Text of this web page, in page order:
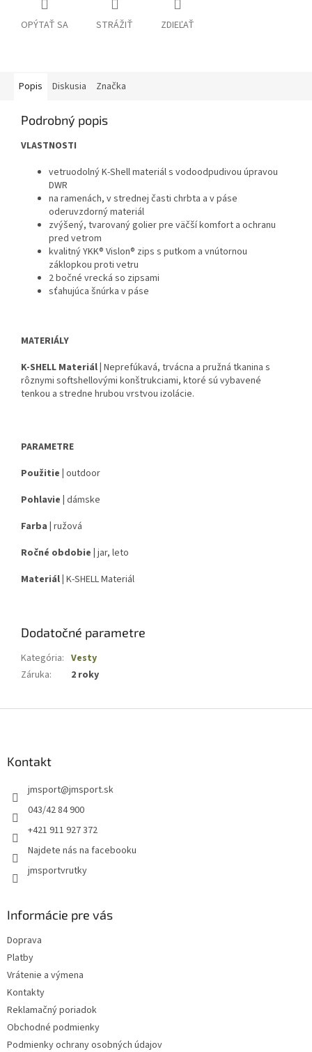
OPÝTAŤ SA STRÁŽIŤ ZDIEĽAŤ
Popis Diskusia Značka
Podrobný popis
VLASTNOSTI
vetruodolný K-Shell materiál s vodoodpudivou úpravou
DWR
na ramenách, v strednej časti chrbta a v páse
oderuvzdorný materiál
zvýšený, tvarovaný golier pre väčší komfort a ochranu
pred vetrom
kvalitný YKK® Vislon® zips s putkom a vnútornou
záklopkou proti vetru
2 bočné vrecká so zipsami
sťahujúca šnúrka v páse
MATERIÁLY
K-SHELL Materiál | Neprefúkavá, trvácna a pružná tkanina s
rôznymi softshellovými konštrukciami, ktoré sú vybavené
tenkou a stredne hrubou vrstvou izolácie.
PARAMETRE
Použitie | outdoor
Pohlavie | dámske
Farba | ružová
Ročné obdobie | jar, leto
Materiál | K-SHELL Materiál
Dodatočné parametre
Kategória: Vesty
Záruka: 2 roky
Kontakt
jmsport@jmsport.sk
043/42 84 900
+421 911 927 372
Najdete nás na facebooku
jmsportvrutky
Informácie pre vás
Doprava
Platby
Vrátenie a výmena
Kontakty
Reklamačný poriadok
Obchodné podmienky
Podmienky ochrany osobných údajov